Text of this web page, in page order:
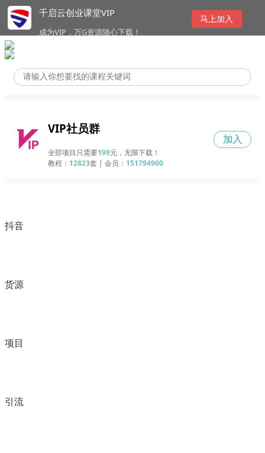
千启云创业课堂VIP
成为VIP，万G资源随心下载！
马上加入
VIP社员群
全部项目只需要199元，无限下载！
教程： 12823套 | 会员： 151794900
加入
抖音
货源
项目
引流